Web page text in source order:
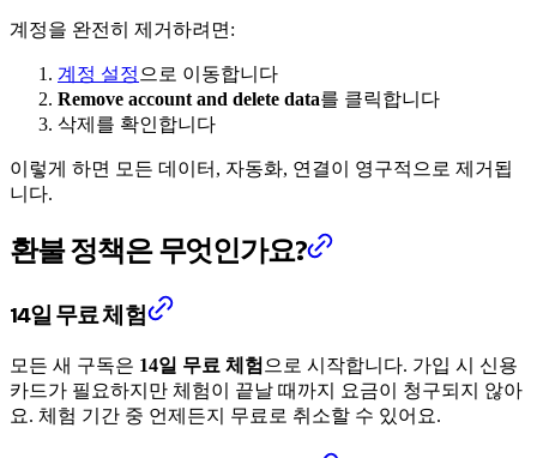
계정을 완전히 제거하려면:
계정 설정 으로 이동합니다
Remove account and delete data를 클릭합니다
삭제를 확인합니다
이렇게 하면 모든 데이터, 자동화, 연결이 영구적으로 제거됩
니다.
환불 정책은 무엇인가요?
14일 무료 체험
모든 새 구독은 14일 무료 체험 으로 시작합니다. 가입 시 신용
카드가 필요하지만 체험이 끝날 때까지 요금이 청구되지 않아
요. 체험 기간 중 언제든지 무료로 취소할 수 있어요.